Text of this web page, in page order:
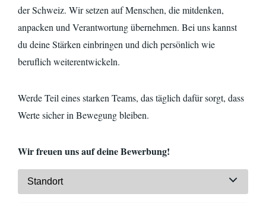
der Schweiz. Wir setzen auf Menschen, die mitdenken,
anpacken und Verantwortung übernehmen. Bei uns kannst
du deine Stärken einbringen und dich persönlich wie
beruflichweiterentwickeln.
Werde Teil eines starken Teams, das täglich dafür sorgt, dass
Werte sicher in Bewegung bleiben.
Wir freuen uns auf deine Bewerbung!
Standort